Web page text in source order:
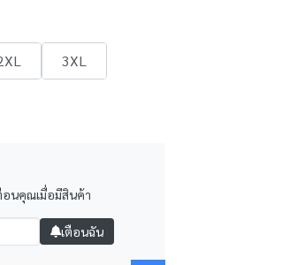
3XL
อนคุณเมื่อมีสินค้า
เตือนฉัน